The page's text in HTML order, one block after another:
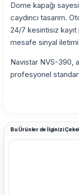
Dome kapağı
caydırıcı tasarım.
24/7 kesintisiz
mesafe sinyal
Navistar NVS-390,
profesyonel
Bu Ürünler de İlginizi